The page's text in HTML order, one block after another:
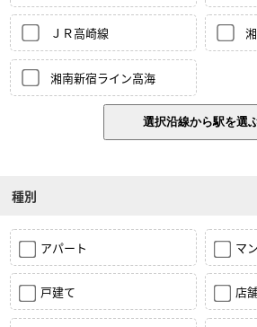
ＪＲ高崎線
湘南新宿ライン高海
種別
アパート マ
戸建て 店